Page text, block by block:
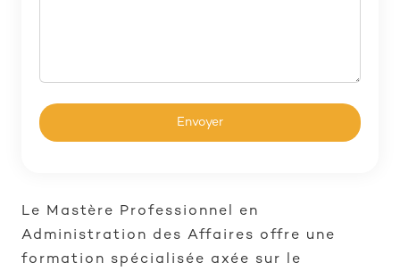
Le Mastère Professionnel en
Administration des Affaires offre une
formation spécialisée axée sur le